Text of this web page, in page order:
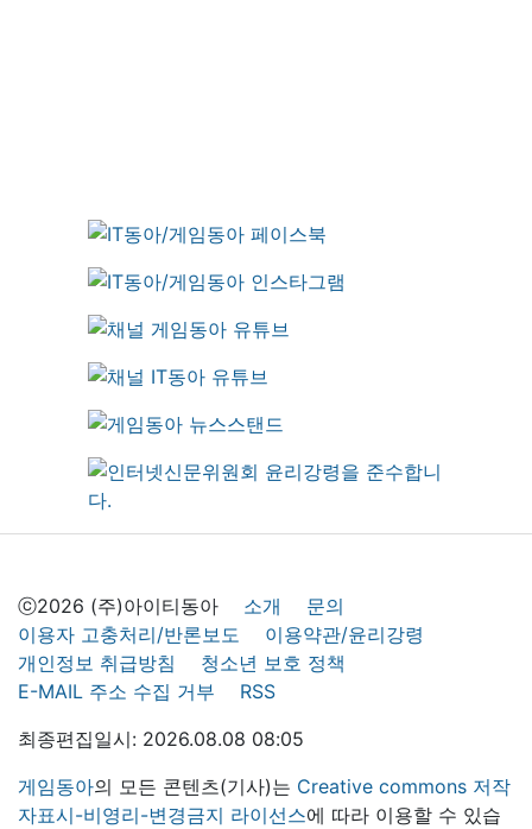
ⓒ2026 (주)아이티동아 소개
문의
이용자 고충처리/반론보도
이용약관/윤리강령
개인정보 취급방침
청소년 보호 정책
E-MAIL 주소 수집 거부
RSS
최종편집일시: 2026.08.08 08:05
게임동아의 모든 콘텐츠(기사)는 Creative commons 저작
자표시-비영리-변경금지 라이선스에 따라 이용할 수 있습